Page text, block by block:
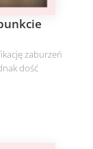
zaburzeń
dość